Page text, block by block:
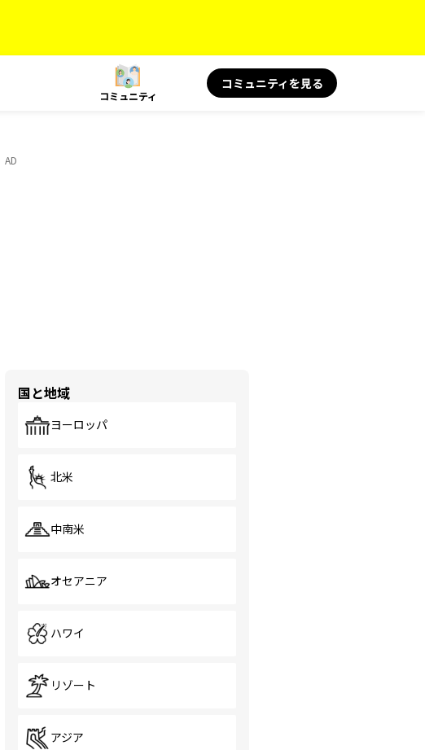
コミュニティ
コミュニティを見る
AD
国と地域
ヨーロッパ
北米
中南米
オセアニア
ハワイ
リゾート
アジア